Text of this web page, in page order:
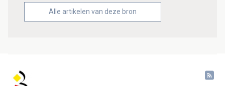
Alle artikelen van deze bron